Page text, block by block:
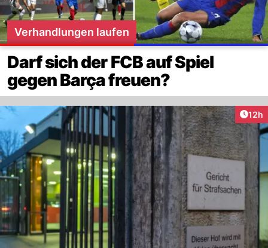
Verhandlungen laufen
Darf sich der FCB auf Spiel
gegen Barça freuen?
12h